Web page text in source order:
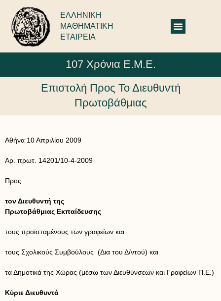
ΕΛΛΗΝΙΚΗ
ΜΑΘΗΜΑΤΙΚΗ
ΕΤΑΙΡΕΙΑ
107 Χρόνια Ε.Μ.Ε.
Επιστολή Προς Το Διευθυντή
Πρωτοβάθμιας
Αθήνα 10 Απριλίου 2009
Αρ. πρωτ. 14201/10-4-2009
Προς
τον Διευθυντή της
Πρωτοβάθμιας Εκπαίδευσης
τους προϊσταμένους των γραφείων και
τους Σχολικούς Συμβούλους (Δια του Δ/ντού) και
τα Δημοτικά της Χώρας (μέσω των Διευθύνσεων και Γραφείων Π.Ε.)
Κύριε Διευθυντά